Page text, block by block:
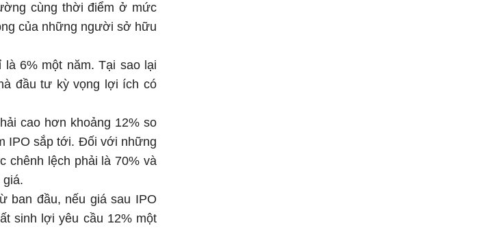
cùng thời điểm ở mức
của những người sở hữu
6% một năm. Tại sao lại
đầu tư kỳ vọng lợi ích có
cao hơn khoảng 12% so
IPO sắp tới. Đối với những
chênh lệch phải là 70% và
ban đầu, nếu giá sau IPO
sinh lợi yêu cầu 12% một